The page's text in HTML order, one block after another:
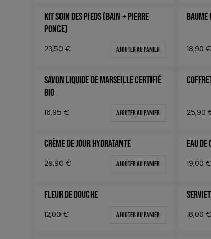
KIT SOIN DES PIEDS (BAIN + PIERRE
PONCE)
23,50 € Ajouter au panier
BAUME
18,90 €
SAVON LIQUIDE DE MARSEILLE CERTIFIÉ
BIO
16,95 € Ajouter au panier 25,90
CRÈME DE JOUR HYDRATANTE
29,90 € Ajouter au panier
EAU DE
19,00 €
FLEUR DE DOUCHE
12,00 € Ajouter au panier 18,00 €